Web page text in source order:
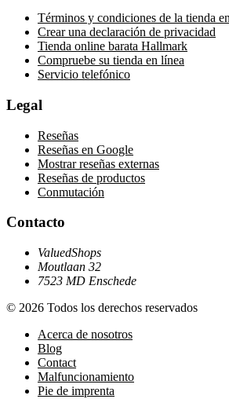
Términos y condiciones de la tienda
Crear una declaración de privacidad
Tienda online barata Hallmark
Compruebe su tienda en línea
Servicio telefónico
Legal
Reseñas
Reseñas en Google
Mostrar reseñas externas
Reseñas de productos
Conmutación
Contacto
ValuedShops
Moutlaan 32
7523 MD Enschede
© 2026 Todos los derechos reservados
Acerca de nosotros
Blog
Contact
Malfuncionamiento
Pie de imprenta